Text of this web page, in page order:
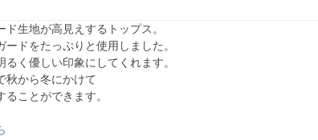
生地が高見えするトップス。
ドをたっぷりと使用しました。
く優しい印象にしてくれます。
秋から冬にかけて
ことができます。